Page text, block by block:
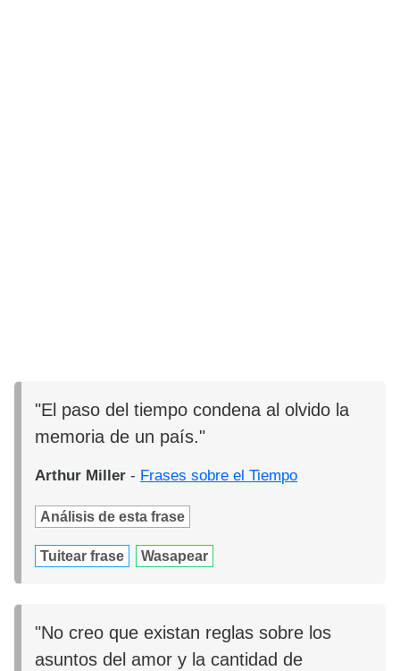
"El paso del tiempo condena al olvido la
memoria de un país."
Arthur Miller - Frases sobre el Tiempo
Análisis de esta frase
Tuitear frase Wasapear
"No creo que existan reglas sobre los
asuntos del amor y la cantidad de